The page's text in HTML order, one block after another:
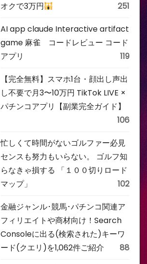
オクで3万円
251
AI app claude Interactive artifact
game 麻雀 コードレビュー コード
アプリ
119
【完全無料】スマホ1台・顔出し声出
し不要で月3〜10万円 TikTok LIVE ×
パチンコアプリ【副業完全ガイド】
106
忙しくて時間がないゴルファー必見
センスも努力もいらない。 ゴルフ知
らなきゃ損する 「１００切りロード
マップ」
102
金融ジャンル･競馬･パチンコ関連ア
フィリエイトや商材向け！Search
Consoleに出る(検索された)キーワ
ード(クエリ)を1,062件ご紹介
88